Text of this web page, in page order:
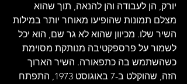
יורק, הן לעבודה והן להנאה, תוך שהוא
מצלם תמונות שהופיעו מאוחר יותר במילות
השיר שלו. מכיוון שהוא לא גר שם, הוא יכל
לשמור על פרספקטיבה מנותקת מסוימת
כשהשתמש בה כתפאורה. השיר הארוך
הזה, שהוקלט ב-7 באוגוסט 1973, התפתח